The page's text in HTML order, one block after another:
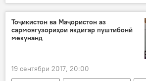
пайк
номарасонӣ Дар Русия
Тоҷикистон ва Маҷористон аз
сармоягузориҳои якдигар пуштибонӣ
мекунанд
19 сентябри 2017, 20:00